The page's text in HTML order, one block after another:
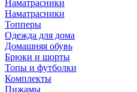
Наматрасники
Наматрасники
Топперы
Одежда для дома
Домашняя обувь
Брюки и шорты
Топы и футболки
Комплекты
Пижамы